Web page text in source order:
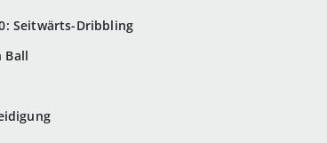
Seitwärts-Dribbling
Ball